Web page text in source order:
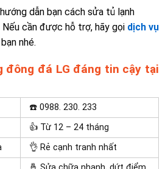
dẫn bạn cách sửa tủ lạnh
cần được hỗ trợ, hãy gọi dịch vụ
nhé.
đông đá LG đáng tin cậy tại
☎️ 0988. 230. 233
👍 Từ 12 – 24 tháng
👌 Rẻ cạnh tranh nhất